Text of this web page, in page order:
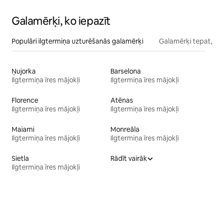
Galamērķi, ko iepazīt
Populāri ilgtermiņa uzturēšanās galamērķi Galamērķi tepat,
Ņujorka
Ilgtermiņa īres mājokļi
Barselona
Ilgtermiņa īres mājokļi
Florence
Ilgtermiņa īres mājokļi
Atēnas
Ilgtermiņa īres mājokļi
Maiami
Ilgtermiņa īres mājokļi
Monreāla
Ilgtermiņa īres mājokļi
Sietla
Ilgtermiņa īres mājokļi
Rādīt vairāk